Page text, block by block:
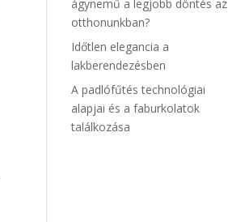
ágynemű a legjobb döntés az
otthonunkban?
Időtlen elegancia a
lakberendezésben
A padlófűtés technológiai
alapjai és a faburkolatok
találkozása